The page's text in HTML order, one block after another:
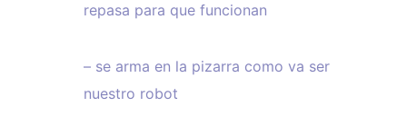
repasa para que funcionan
– se arma en la pizarra como va ser
nuestro robot